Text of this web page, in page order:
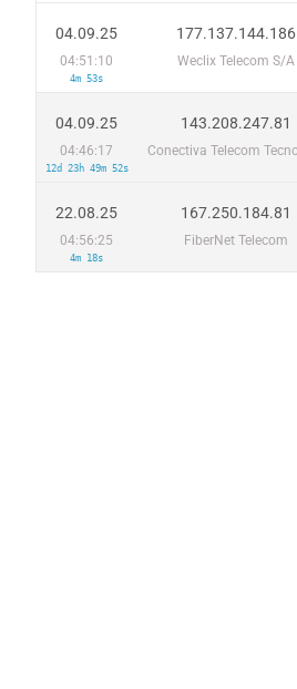
04.09.25
04:51:10
4m 53s
177.137.144.186
Weclix Telecom S/A
04.09.25
04:46:17
12d 23h 49m 52s
143.208.247.81
22.08.25
04:56:25
4m 18s
167.250.184.81
FiberNet Telecom